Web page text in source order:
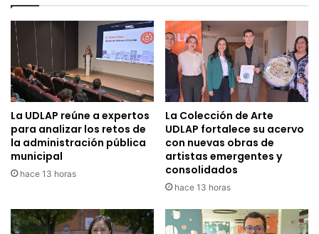
La UDLAP reúne a expertos
para analizar los retos de
la administración pública
municipal
hace 13 horas
La Colección de Arte
UDLAP fortalece su acervo
con nuevas obras de
artistas emergentes y
consolidados
hace 13 horas